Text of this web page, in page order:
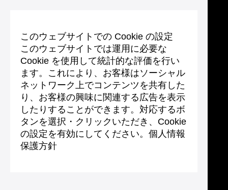
このウェブサイトでの Cookie の設定
このウェブサイトでは運用に必要な
Cookie を使用して統計的な評価を行い
ます。これにより、お客様はソーシャル
ネットワーク上でコンテンツを共有した
り、お客様の興味に関連する広告を表示
したりすることができます。対応するボ
タンを選択・クリックいただき、Cookie
の設定を有効にしてください。個人情報
保護方針